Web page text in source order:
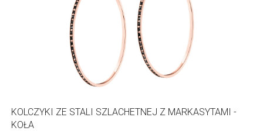
KOLCZYKI ZE STALI SZLACHETNEJ Z MARKASYTAMI -
KOŁA